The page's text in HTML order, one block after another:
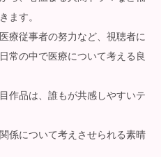
ます。
療従事者の努力など、視聴者に
常の中で医療について考える良
作品は、誰もが共感しやすいテ
係について考えさせられる素晴